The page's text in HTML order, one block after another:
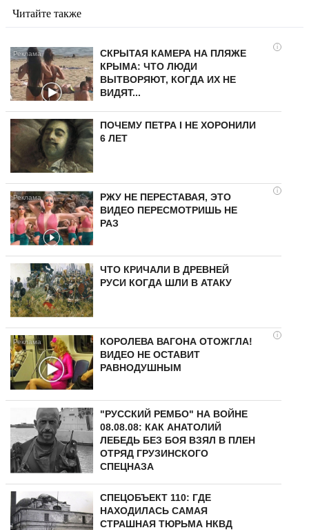
Читайте также
i
СКРЫТАЯ КАМЕРА НА ПЛЯЖЕ
КРЫМА: ЧТО ЛЮДИ
ВЫТВОРЯЮТ, КОГДА ИХ НЕ
ВИДЯТ...
ПОЧЕМУ ПЕТРА I НЕ ХОРОНИЛИ
6 ЛЕТ
i
РЖУ НЕ ПЕРЕСТАВАЯ, ЭТО
ВИДЕО ПЕРЕСМОТРИШЬ НЕ
РАЗ
ЧТО КРИЧАЛИ В ДРЕВНЕЙ
РУСИ КОГДА ШЛИ В АТАКУ
i
КОРОЛЕВА ВАГОНА ОТОЖГЛА!
ВИДЕО НЕ ОСТАВИТ
РАВНОДУШНЫМ
"РУССКИЙ РЕМБО" НА ВОЙНЕ
08.08.08: КАК АНАТОЛИЙ
ЛЕБЕДЬ БЕЗ БОЯ ВЗЯЛ В ПЛЕН
ОТРЯД ГРУЗИНСКОГО
СПЕЦНАЗА
СПЕЦОБЪЕКТ 110: ГДЕ
НАХОДИЛАСЬ САМАЯ
СТРАШНАЯ ТЮРЬМА НКВД